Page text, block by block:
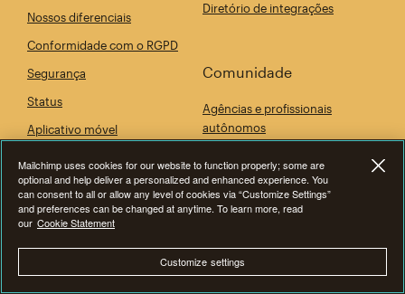
Nossos diferenciais
Conformidade com o RGPD
Segurança
Status
Aplicativo móvel
Diretório de integrações
Comunidade
Agências e profissionais
autônomos
Eventos
A empresa
Mailchimp uses cookies for our website to function properly; some are
optional and help deliver a personalized and enhanced experience. You
can consent to all or allow any level of cookies via “Customize Settings”
and preferences can be changed at anytime. To learn more, read
our Cookie Statement
Customize settings